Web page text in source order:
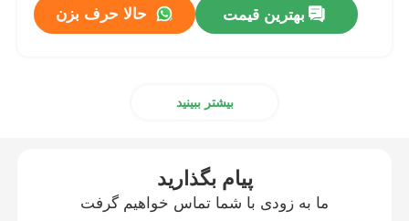
کارخانه تور
درخواست نقل قول
بهترین قیمت حالا حرف بزن
بیشتر ببینید
پیام بگذارید
ما به زودی با شما تماس خواهیم گرفت